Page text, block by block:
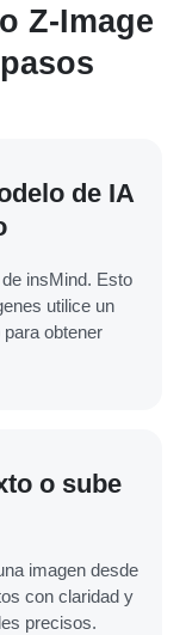
Z-Image
de IA
insMind. Esto
utilice un
obtener
o sube
imagen desde
con claridad y
precisos.